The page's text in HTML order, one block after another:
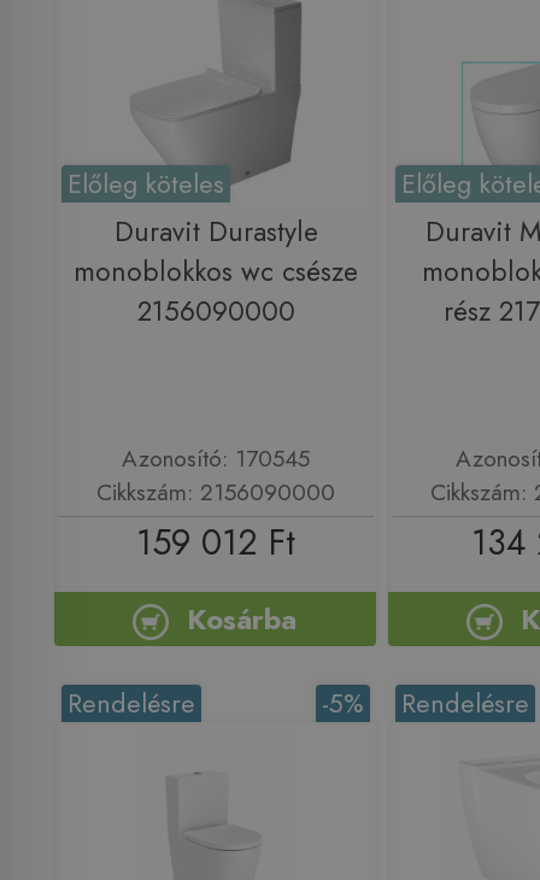
Előleg köteles
Duravit Durastyle
monoblokkos wc csésze
2156090000
Azonosító: 170545
Cikkszám: 2156090000
159 012 Ft
Kosárba
Előleg
Duravit
rész
134
-5%
Rendelésre Rendelésre